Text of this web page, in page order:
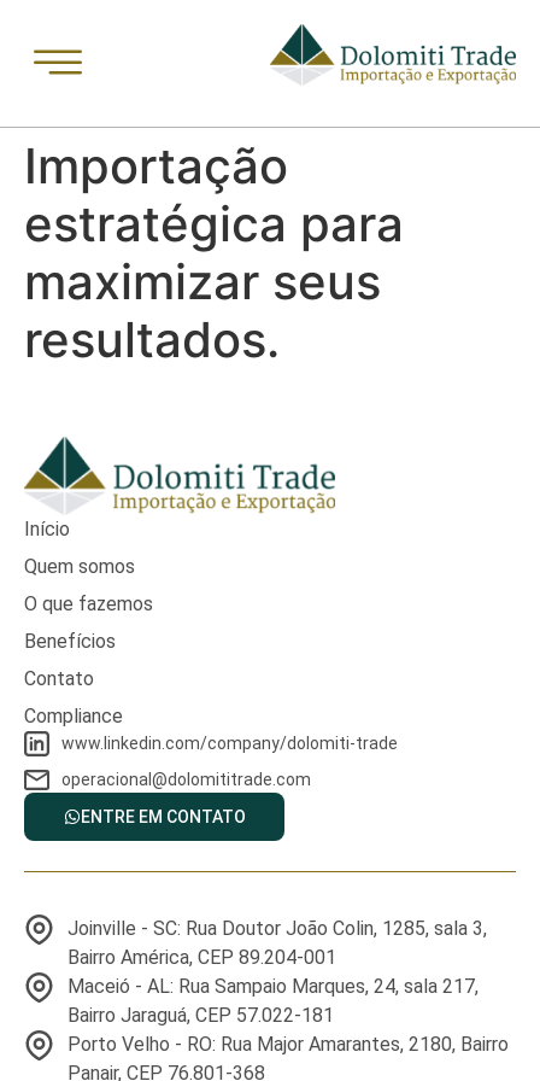
Importação
estratégica para
maximizar seus
resultados.
Início
Quem somos
O que fazemos
Benefícios
Contato
Compliance
ENTRE EM CONTATO
www.linkedin.com/company/dolomiti-trade
operacional@dolomititrade.com
Joinville - SC: Rua Doutor João Colin, 1285, sala 3,
Bairro América, CEP 89.204-001
Maceió - AL: Rua Sampaio Marques, 24, sala 217,
Bairro Jaraguá, CEP 57.022-181
Porto Velho - RO: Rua Major Amarantes, 2180, Bairro
Panair, CEP 76.801-368